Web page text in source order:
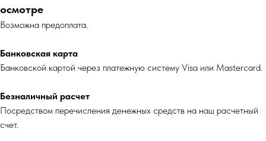
осмотре
Возможна предоплата.
Банковская карта
Банковской картой через платежную систему Visa или Mastercard.
Безналичный расчет
Посредством перечисления денежных средств на наш расчетный
счет.